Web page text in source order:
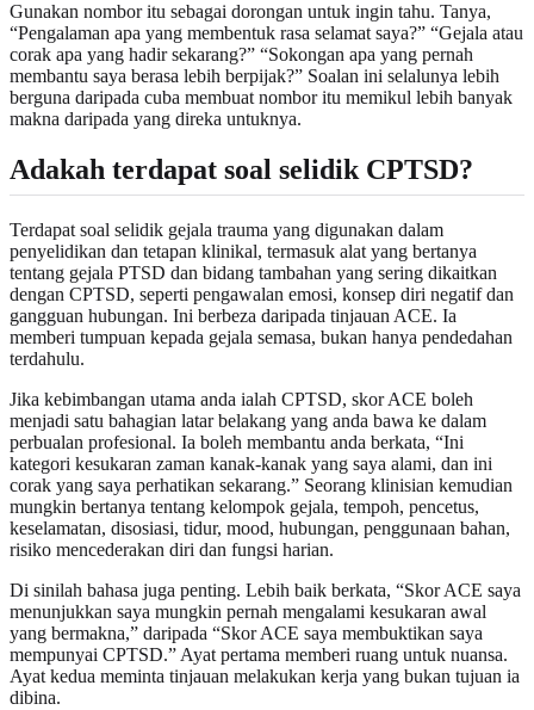
Gunakan nombor itu sebagai dorongan untuk ingin tahu. Tanya,
“Pengalaman apa yang membentuk rasa selamat saya?” “Gejala atau
corak apa yang hadir sekarang?” “Sokongan apa yang pernah
membantu saya berasa lebih berpijak?” Soalan ini selalunya lebih
berguna daripada cuba membuat nombor itu memikul lebih banyak
makna daripada yang direka untuknya.
Adakah terdapat soal selidik CPTSD?
Terdapat soal selidik gejala trauma yang digunakan dalam
penyelidikan dan tetapan klinikal, termasuk alat yang bertanya
tentang gejala PTSD dan bidang tambahan yang sering dikaitkan
dengan CPTSD, seperti pengawalan emosi, konsep diri negatif dan
gangguan hubungan. Ini berbeza daripada tinjauan ACE. Ia
memberi tumpuan kepada gejala semasa, bukan hanya pendedahan
terdahulu.
Jika kebimbangan utama anda ialah CPTSD, skor ACE boleh
menjadi satu bahagian latar belakang yang anda bawa ke dalam
perbualan profesional. Ia boleh membantu anda berkata, “Ini
kategori kesukaran zaman kanak-kanak yang saya alami, dan ini
corak yang saya perhatikan sekarang.” Seorang klinisian kemudian
mungkin bertanya tentang kelompok gejala, tempoh, pencetus,
keselamatan, disosiasi, tidur, mood, hubungan, penggunaan bahan,
risiko mencederakan diri dan fungsi harian.
Di sinilah bahasa juga penting. Lebih baik berkata, “Skor ACE saya
menunjukkan saya mungkin pernah mengalami kesukaran awal
yang bermakna,” daripada “Skor ACE saya membuktikan saya
mempunyai CPTSD.” Ayat pertama memberi ruang untuk nuansa.
Ayat kedua meminta tinjauan melakukan kerja yang bukan tujuan ia
dibina.